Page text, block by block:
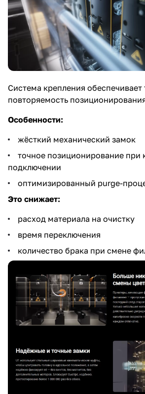
Система крепления обеспечивает
повторяемость
Особенности:
жёсткий механический замок
точное позиционирование при
подключении
оптимизированный purge-
Это снижает:
расход материала на очистку
время переключения
количество брака при смене